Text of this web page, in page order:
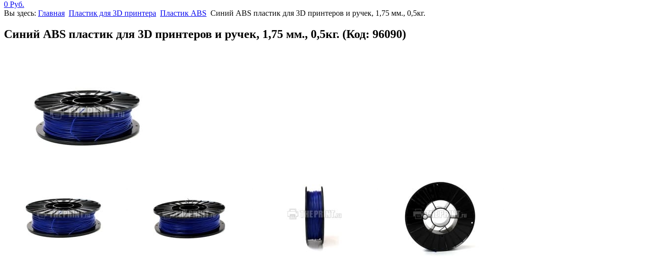
0 Руб.
Вы здесь: Главная Пластик для 3D принтера Пластик ABS Синий ABS пластик для 3D принтеров и ручек, 1,75 мм., 0,5кг.
Синий ABS пластик для 3D принтеров и ручек, 1,75 мм., 0,5кг. (Код: 96090)